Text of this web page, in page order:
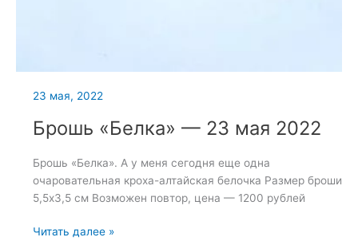
23 мая, 2022
Брошь «Белка» — 23 мая 2022
Брошь «Белка». А у меня сегодня еще одна
очаровательная кроха-алтайская белочка Размер броши
5,5х3,5 см Возможен повтор, цена — 1200 рублей
Брошь
Читать далее »